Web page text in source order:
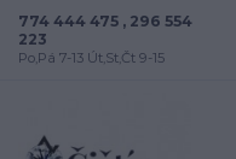
774 444 475 , 296 554
223
Po,Pá 7-13 Út,St,Čt 9-15